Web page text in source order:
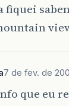
fiquei
7 de fev. de
que eu